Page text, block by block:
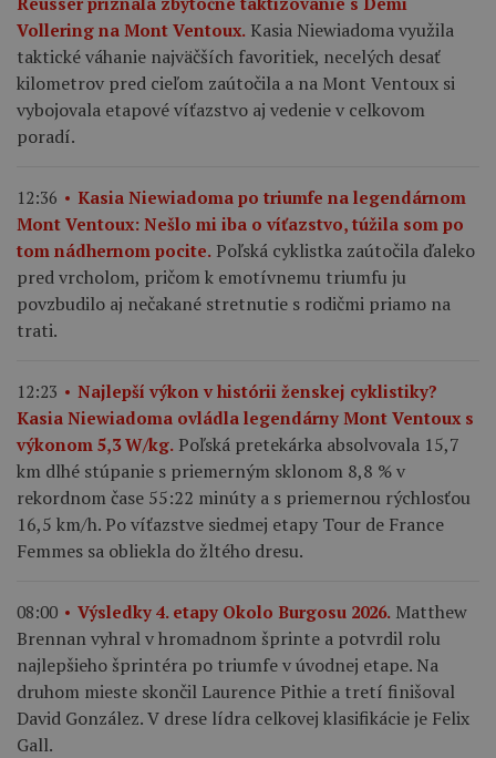
Vollering na Mont Ventoux. Kasia Niewiadoma využila
taktické váhanie najväčších favoritiek, necelých desať
kilometrov pred cieľom zaútočila a na Mont Ventoux si
vybojovala etapové víťazstvo aj vedenie v celkovom
poradí.
12:36
Kasia Niewiadoma po triumfe na legendárnom
Mont Ventoux: Nešlo mi iba o víťazstvo, túžila som po
tom nádhernom pocite. Poľská cyklistka zaútočila ďaleko
pred vrcholom, pričom k emotívnemu triumfu ju
povzbudilo aj nečakané stretnutie s rodičmi priamo na
trati.
12:23
Najlepší výkon v histórii ženskej cyklistiky?
Kasia Niewiadoma ovládla legendárny Mont Ventoux s
výkonom 5,3 W/kg. Poľská pretekárka absolvovala 15,7
km dlhé stúpanie s priemerným sklonom 8,8 % v
rekordnom čase 55:22 minúty a s priemernou rýchlosťou
16,5 km/h. Po víťazstve siedmej etapy Tour de France
Femmes sa obliekla do žltého dresu.
08:00 Výsledky 4. etapy Okolo Burgosu 2026. Matthew
Brennan vyhral v hromadnom šprinte a potvrdil rolu
najlepšieho šprintéra po triumfe v úvodnej etape. Na
druhom mieste skončil Laurence Pithie a tretí finišoval
David González. V drese lídra celkovej klasifikácie je Felix
Gall.